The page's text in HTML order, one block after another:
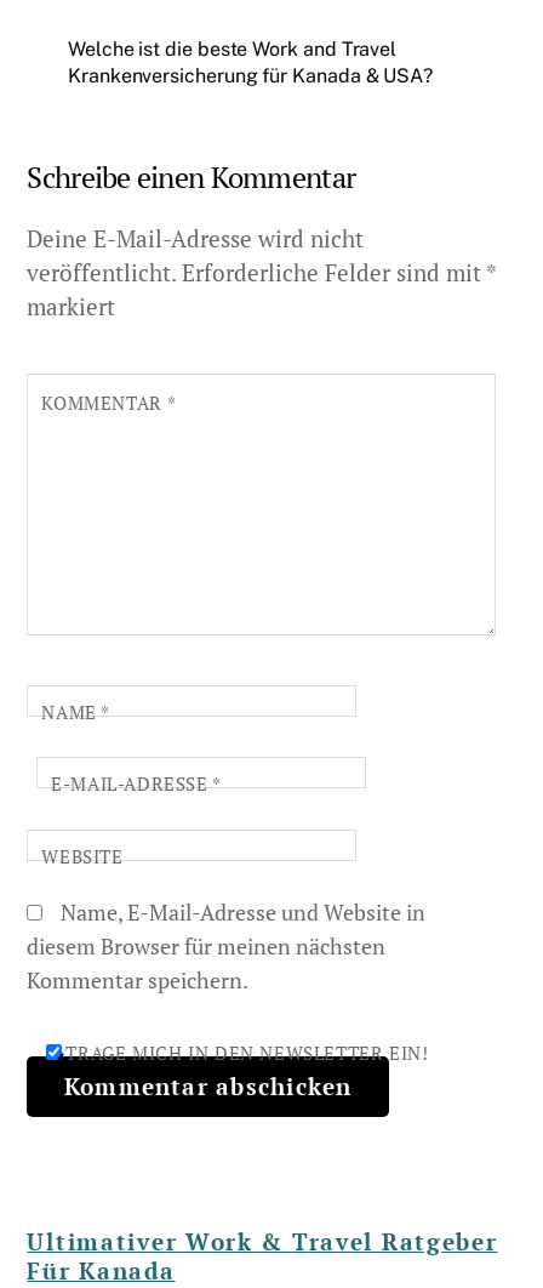
Welche ist die beste Work and Travel
Krankenversicherung für Kanada & USA?
Schreibe einen Kommentar
Deine E-Mail-Adresse wird nicht
veröffentlicht. Erforderliche Felder sind mit *
markiert
KOMMENTAR *
NAME*
E-MAIL-ADRESSE*
WEBSITE
Name, E-Mail-Adresse und Website in
diesem Browser für meinen nächsten
Kommentar speichern.
TRAGE MICH IN DEN NEWSLETTER EIN!
Ultimativer Work & Travel Ratgeber
Für Kanada